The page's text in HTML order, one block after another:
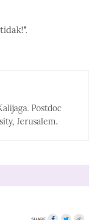
Postdoc
Jerusalem.